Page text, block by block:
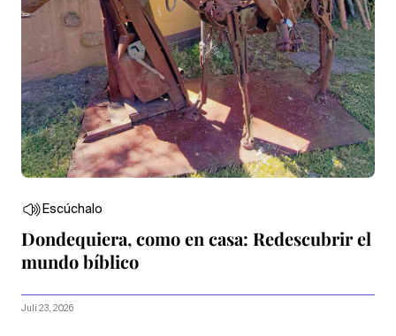
Escúchalo
Dondequiera, como en casa: Redescubrir el
mundo bíblico
Juli 23, 2026